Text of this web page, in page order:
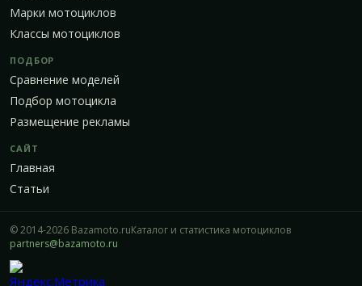
Марки мотоциклов
Классы мотоциклов
ПОДБОР
Сравнение моделей
Подбор мотоцикла
Размещение рекламы
САЙТ
Главная
Статьи
© 2014-2026 Bazamoto.ruКаталог и статистика мотоциклов
partners@bazamoto.ru